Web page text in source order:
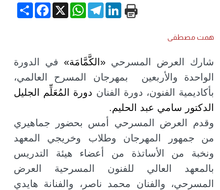
Share
Facebook X
WhatsApp
TelegramLinkedIn
همت مصطفى
شارك العرض المسرحي «الكَّمَّامَة» في الدورة
الواحدة والأربعين بمهرجان المسرح العالمي،
بأكاديمية الفنون، دورة الفنان دورة المُعَلِّم الجليل
الدكتور سامي عبد الحليم.
وقدم العرض المسرحي أمس بحضور جماهيري
من جمهور المهرجان وطلاب وخريجي المعهد
ونخبة من الأساتذة من أعضاء هيئة التدريس
بالمعهد العالي للفنون المسرحية العرض
المسرحي، والفنان محمد ناصر، والفنانة هايدي